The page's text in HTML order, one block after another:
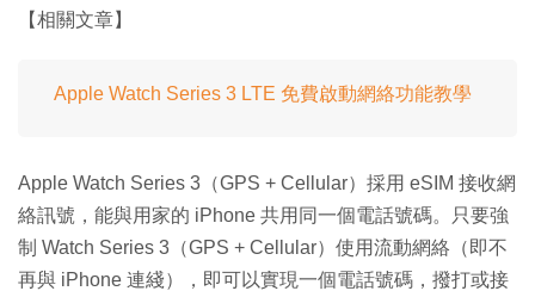
【相關文章】
Apple Watch Series 3 LTE 免費啟動網絡功能教學
Apple Watch Series 3（GPS + Cellular）採用 eSIM 接收網
絡訊號，能與用家的 iPhone 共用同一個電話號碼。只要強
制 Watch Series 3（GPS + Cellular）使用流動網絡（即不
再與 iPhone 連綫），即可以實現一個電話號碼，撥打或接